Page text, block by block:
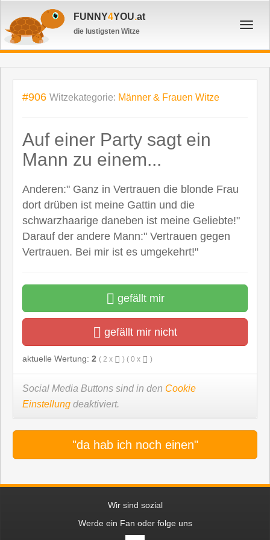
FUNNY4YOU.at
die lustigsten Witze
#906 Witzekategorie: Männer & Frauen Witze
Auf einer Party sagt ein
Mann zu einem...
Anderen:" Ganz in Vertrauen die blonde Frau
dort drüben ist meine Gattin und die
schwarzhaarige daneben ist meine Geliebte!"
Darauf der andere Mann:" Vertrauen gegen
Vertrauen. Bei mir ist es umgekehrt!"
gefällt mir
gefällt mir nicht
aktuelle Wertung: 2 ( 2 x ) ( 0 x )
Social Media Buttons sind in den Cookie
Einstellung deaktiviert.
"da hab ich noch einen"
Wir sind sozial
Werde ein Fan oder folge uns